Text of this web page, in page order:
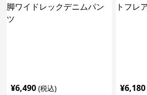
¥6,490 (税込) ¥6,180